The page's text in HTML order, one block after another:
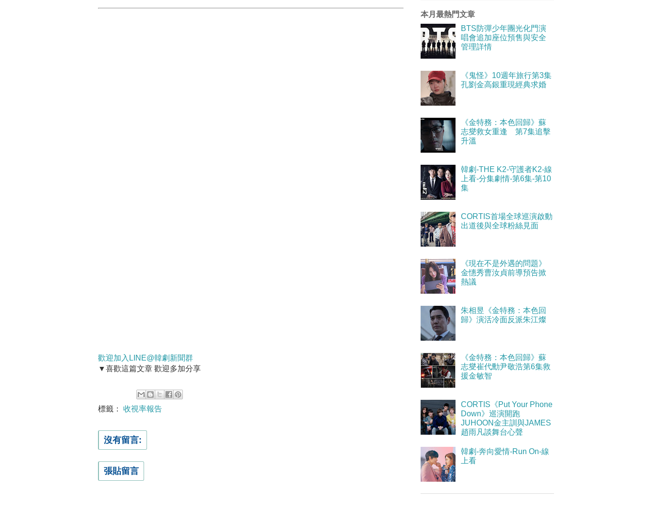
歡迎加入LINE@韓劇新聞群
▼喜歡這篇文章 歡迎多加分享
標籤： 收視率報告
沒有留言:
張貼留言
本月最熱門文章
BTS防彈少年團光化門演
唱會追加座位預售與安全
管理詳情
《鬼怪》10週年旅行第3集
孔劉金高銀重現經典求婚
《金特務：本色回歸》蘇
志燮救女重逢 第7集追擊
升溫
韓劇-THE K2-守護者K2-線
上看-分集劇情-第6集-第10
集
CORTIS首場全球巡演啟動
出道後與全球粉絲見面
《現在不是外遇的問題》
金憓秀曹汝貞前導預告掀
熱議
朱相昱《金特務：本色回
歸》演活冷面反派朱江燦
《金特務：本色回歸》蘇
志燮崔代勳尹敬浩第6集救
援金敏智
CORTIS《Put Your Phone
Down》巡演開跑
JUHOON金主訓與JAMES
趙雨凡談舞台心聲
韓劇-奔向愛情-Run On-線
上看